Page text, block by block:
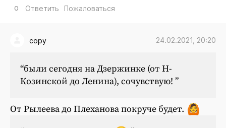
0 Ответить Пожаловаться
copy 24.02.2021, 20:20
“были сегодня на Дзержинке (от Н-
Козинской до Ленина), сочувствую! ”
От Рылеева до Плеханова покруче будет.